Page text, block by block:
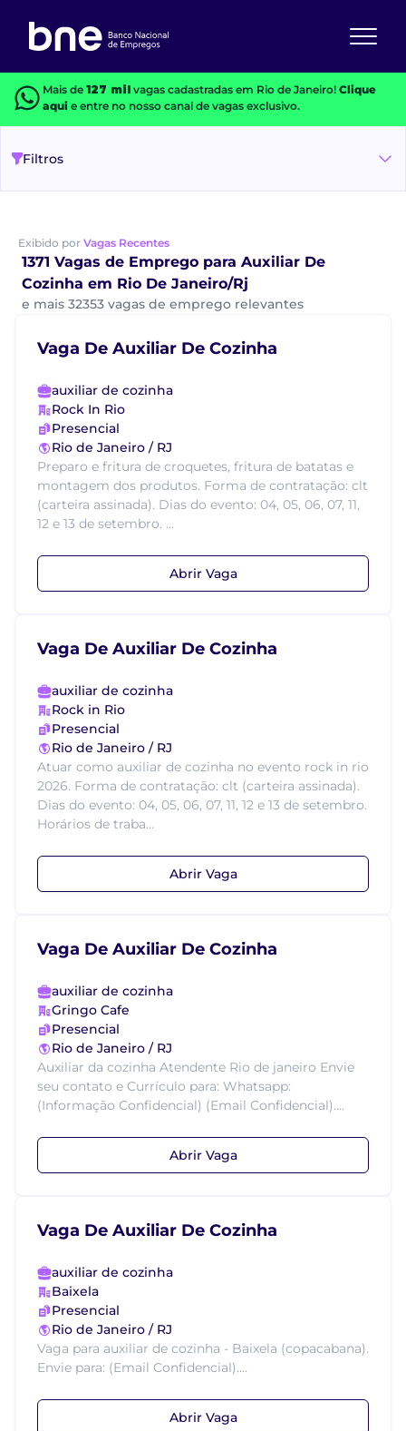
Mais de 127 milvagas cadastradas em Rio de Janeiro! Clique
aquie entre no nosso canal de vagas exclusivo.
Filtros
Exibido por Vagas Recentes
1371 Vagas de Emprego para Auxiliar De
Cozinha em Rio De Janeiro/Rj
e mais 32353 vagas de emprego relevantes
Vaga De Auxiliar De Cozinha
auxiliar de cozinha
Rock In Rio
Presencial
Rio de Janeiro / RJ
Preparo e fritura de croquetes, fritura de batatas e
montagem dos produtos. Forma de contratação: clt
(carteira assinada). Dias do evento: 04, 05, 06, 07, 11,
12 e 13 de setembro. ...
Abrir Vaga
Vaga De Auxiliar De Cozinha
auxiliar de cozinha
Rock in Rio
Presencial
Rio de Janeiro / RJ
Atuar como auxiliar de cozinha no evento rock in rio
2026. Forma de contratação: clt (carteira assinada).
Dias do evento: 04, 05, 06, 07, 11, 12 e 13 de setembro.
Horários de traba...
Abrir Vaga
Vaga De Auxiliar De Cozinha
auxiliar de cozinha
Gringo Cafe
Presencial
Rio de Janeiro / RJ
Auxiliar da cozinha Atendente Rio de janeiro Envie
seu contato e Currículo para: Whatsapp:
(Informação Confidencial) (Email Confidencial)....
Abrir Vaga
Vaga De Auxiliar De Cozinha
auxiliar de cozinha
Baixela
Presencial
Rio de Janeiro / RJ
Vaga para auxiliar de cozinha - Baixela (copacabana).
Envie para: (Email Confidencial)....
Abrir Vaga